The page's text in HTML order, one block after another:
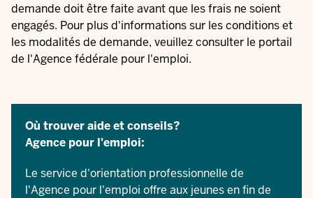
demande doit être faite avant que les frais ne soient
engagés. Pour plus d'informations sur les conditions et
les modalités de demande, veuillez consulter le portail
de l'Agence fédérale pour l'emploi.
Où trouver aide et conseils?
Agence pour l'emploi:
Le service d'orientation professionnelle de
l'Agence pour l'emploi offre aux jeunes en fin de